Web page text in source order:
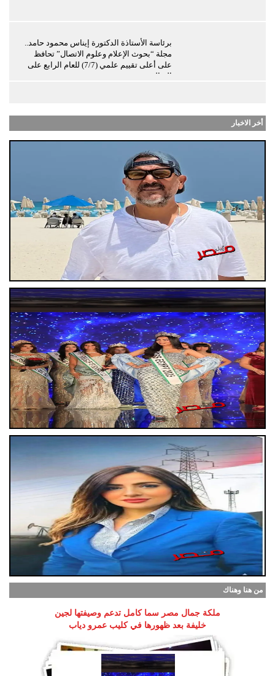
برئاسة الأستاذة الدكتورة إيناس محمود حامد..
مجلة “بحوث الإعلام وعلوم الاتصال” تحافظ
على أعلى تقييم علمي (7/7) للعام الرابع على
التوالي
أخر الاخبار
من هنا وهناك
ملكة جمال مصر سما كامل تدعم وصيفتها لجين
خليفة بعد ظهورها في كليب عمرو دياب